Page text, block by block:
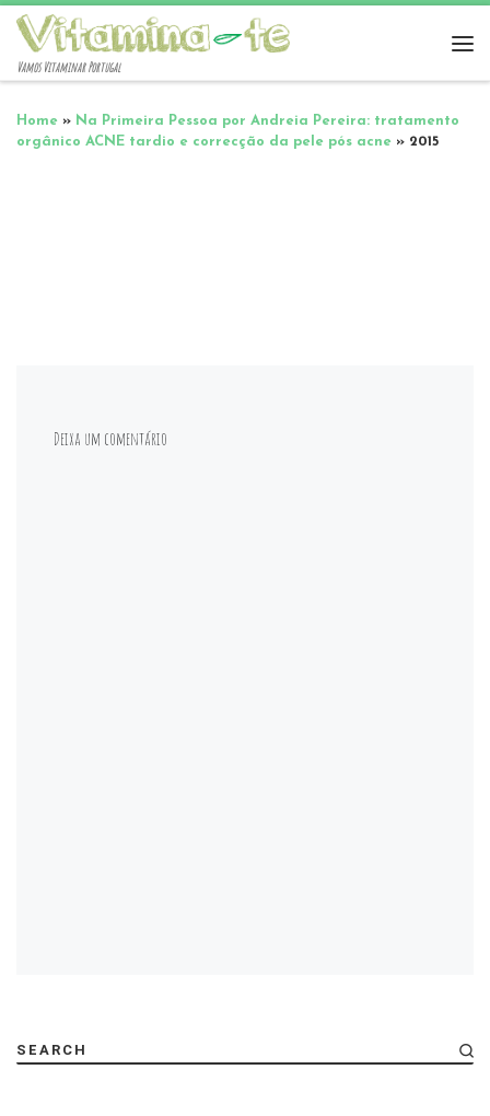
Vamos Vitaminar Portugal
Home » Na Primeira Pessoa por Andreia Pereira: tratamento
orgânico ACNE tardio e correcção da pele pós acne » 2015
Deixa um comentário
SEARCH